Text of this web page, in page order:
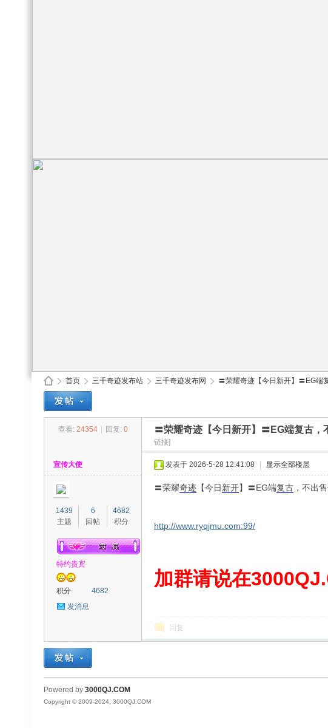
QJ
首页
›
三千奇迹发布站 三千奇迹发布网 〓荣耀奇迹【今日新开】〓EG端
查看: 24354 回复: 0 〓荣耀奇迹【今日新开】〓EG端复古
链接]
宣传大使
1439
主题
6
回帖
4682
积分
特约贵宾
积分
4682
发消息
发表于 2026-5-28 12:41:08 显示全部楼层
〓荣耀奇迹 【今日新开】〓EG端复古 ，不出
http://www.ryqjmu.com:99/
加群请说在
回复
Powered by 3000QJ.COM
Copyright © 2009-2024, 3000QJ.COM